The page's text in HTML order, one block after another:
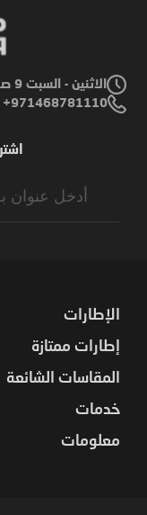
الاثنين - السبت 9 صباحًا إلى 8 مساءً | الأحد 9 صباحًا إلى 6 مساءً
971468781110+
الإطارات
إطارات ممتازة
المقاسات الشائعة
خدمات
معلومات